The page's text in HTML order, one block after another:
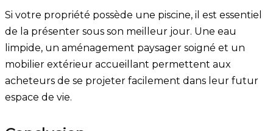
Si votre propriété possède une piscine, il est essentiel
de la présenter sous son meilleur jour. Une eau
limpide, un aménagement paysager soigné et un
mobilier extérieur accueillant permettent aux
acheteurs de se projeter facilement dans leur futur
espace de vie.